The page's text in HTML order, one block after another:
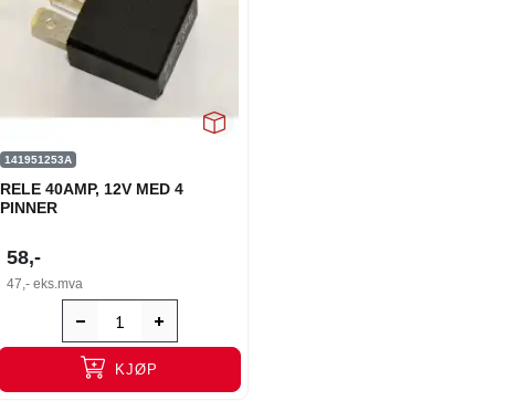
141951253A
RELE 40AMP, 12V MED 4
PINNER
58,-
47,- eks.mva
KJØP